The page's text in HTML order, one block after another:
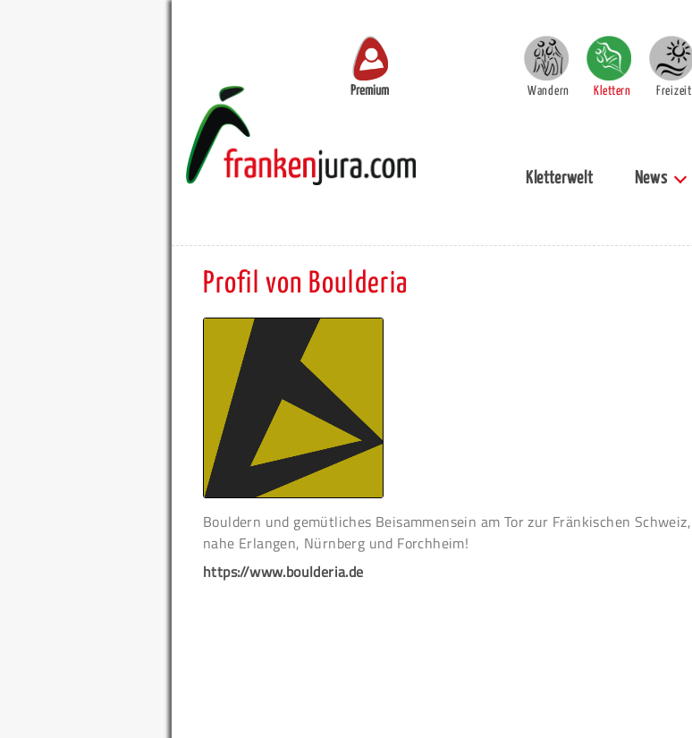
Premium Wandern Klettern Freizeit
Kletterwelt News
Profil von Boulderia
Bouldern und gemütliches Beisammensein am Tor zur Fränkischen Schweiz,
nahe Erlangen, Nürnberg und Forchheim!
https://www.boulderia.de